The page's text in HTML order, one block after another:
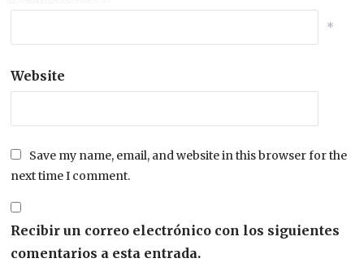
*
Website
Save my name, email, and website in this browser for the
next time I comment.
Recibir un correo electrónico con los siguientes
comentarios a esta entrada.